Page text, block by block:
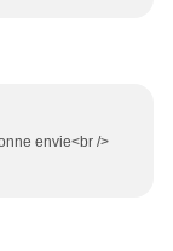
envie<br />